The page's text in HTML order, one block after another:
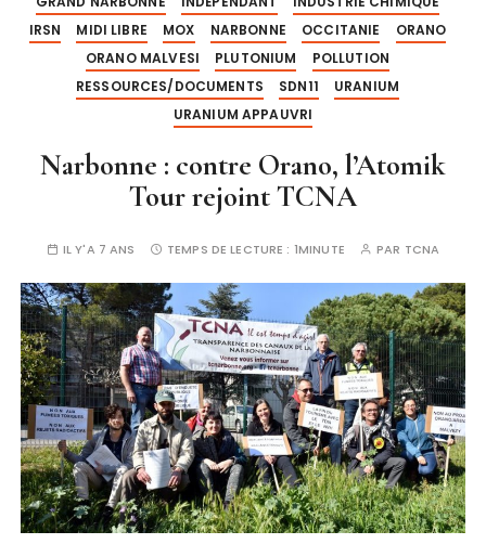
IRSN
MIDI LIBRE MOX NARBONNE OCCITANIE
ORANO
ORANO MALVESI
PLUTONIUM
POLLUTION
RESSOURCES/DOCUMENTS
SDN11
URANIUM
URANIUM APPAUVRI
Narbonne : contre Orano, l’Atomik
Tour rejoint TCNA
IL Y'A 7 ANS TEMPS DE LECTURE : 1MINUTE PAR TCNA